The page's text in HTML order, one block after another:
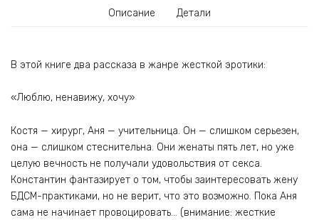
Описание Детали
В этой книге два рассказа в жанре жесткой эротики:
«Люблю, ненавижу, хочу»
Костя — хирург, Аня — учительница. Он — слишком серьезен,
она — слишком стеснительна. Они женаты пять лет, но уже
целую вечность не получали удовольствия от секса.
Константин фантазирует о том, чтобы заинтересовать жену
БДСМ-практиками, но не верит, что это возможно. Пока Аня
сама не начинает провоцировать… (внимание: жесткие